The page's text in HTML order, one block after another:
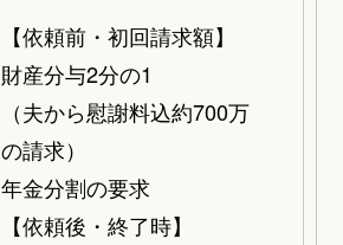
【依頼前・初回請求額】
財産分与2分の1
（夫から慰謝料込約700万
の請求）
年金分割の要求
【依頼後・終了時】